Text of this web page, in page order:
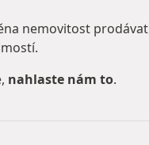
nemovitost prodávat
nahlaste nám to.